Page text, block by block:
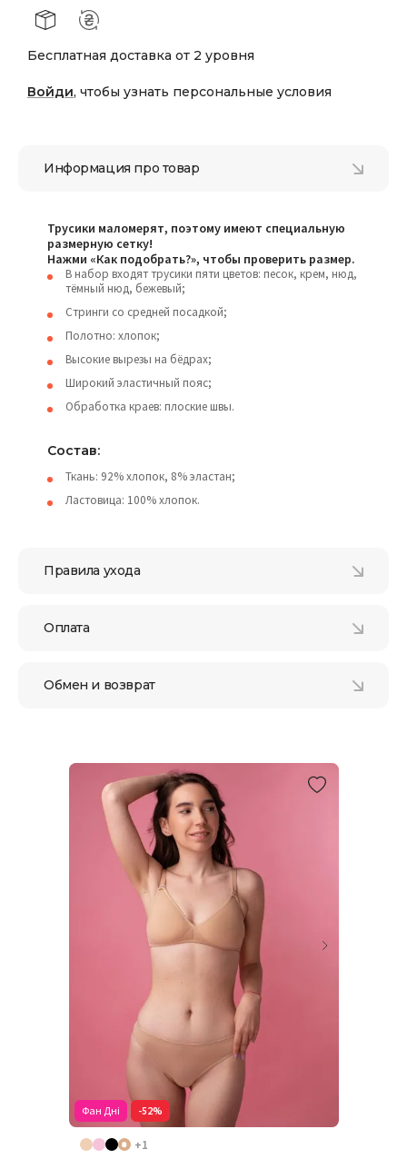
Бесплатная доставка от 2 уровня
Войди, чтобы узнать персональные условия
Информация про товар
Трусики маломерят, поэтому имеют специальную
размерную сетку!
Нажми «Как подобрать?», чтобы проверить размер.
В набор входят трусики пяти цветов: песок, крем, нюд,
тёмный нюд, бежевый;
Стринги со средней посадкой;
Полотно: хлопок;
Высокие вырезы на бёдрах;
Широкий эластичный пояс;
Обработка краев: плоские швы.
Состав:
Ткань: 92% хлопок, 8% эластан;
Ластовица: 100% хлопок.
Правила ухода
Оплата
Обмен и возврат
Фан Дні -52%
+1